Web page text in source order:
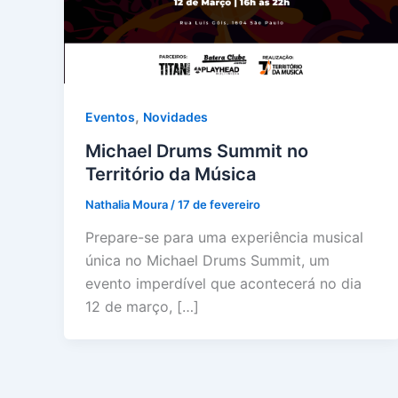
Eventos, Novidades
Michael Drums Summit no
Território da Música
Nathalia Moura /17 de fevereiro
Prepare-se para uma experiência musical
única no Michael Drums Summit, um
evento imperdível que acontecerá no dia
12 de março, […]